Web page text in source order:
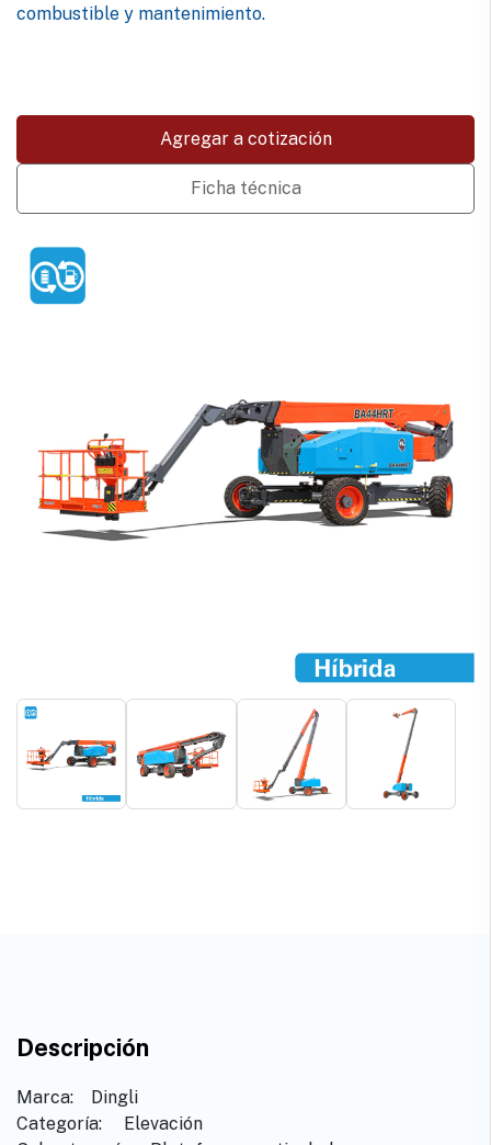
combustible y mantenimiento.
Agregar a cotización
Ficha técnica
Descripción
Marca: ​ ​ ​Dingli
Categoría: ​ ​Elevación